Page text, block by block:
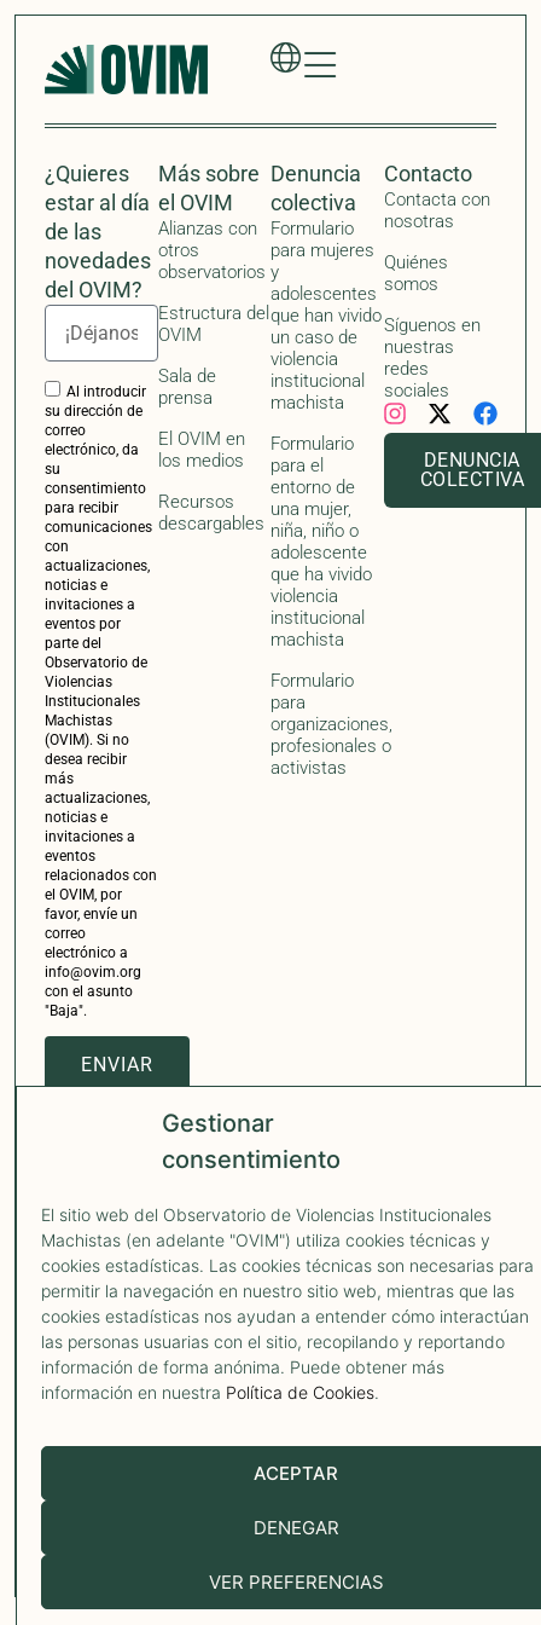
Gestionar
consentimiento
El sitio web del Observatorio de Violencias Institucionales
Machistas (en adelante "OVIM") utiliza cookies técnicas y
cookies estadísticas. Las cookies técnicas son necesarias para
permitir la navegación en nuestro sitio web, mientras que las
cookies estadísticas nos ayudan a entender cómo interactúan
las personas usuarias con el sitio, recopilando y reportando
información de forma anónima. Puede obtener más
información en nuestra Política de Cookies.
ACEPTAR
DENEGAR
VER PREFERENCIAS
electrónico, da
consentimiento
para recibir
comunicaciones
invitaciones a
eventos por
parte del
Observatorio de
Violencias
Institucionales
Machistas
(OVIM). Si no
desea recibir
más
noticias e
invitaciones a
eventos
relacionados con
el OVIM, por
favor, envíe un
correo
electrónico a
info@ovim.org
con el asunto
"Baja".
ENVIAR
El OVIM en
Recursos
descargables
Formulario
entorno de
una mujer,
adolescente
violencia
institucional
machista
Formulario
para
organizaciones,
profesionales o
activistas
Impulsado por:
Con la colaboración de:
AVISO LEGALPOLÍTICA DE PRIVACIDAD
¿Has pasado
por un caso de
violencia
machista?
infancia o adolescencia que
lo haya vivido? ¿Eres una